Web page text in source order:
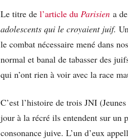
Le titre de l’article du Parisien a
adolescents qui le croyaient juif.
le combat nécessaire mené dans
normal et banal de tabasser des
qui n’ont rien à voir avec la race
C’est l’histoire de trois JNI
jour à la récré ils entendent sur un
consonance juive. L’un d’eux